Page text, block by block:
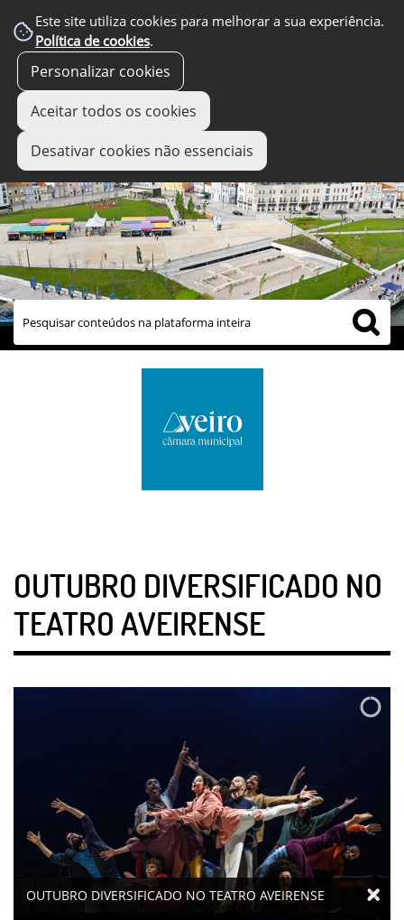
Este site utiliza cookies para melhorar a sua experiência.
Política de cookies.
Personalizar cookies
Aceitar todos os cookies
Desativar cookies não essenciais
links úteis
OUTUBRO DIVERSIFICADO NO
TEATRO AVEIRENSE